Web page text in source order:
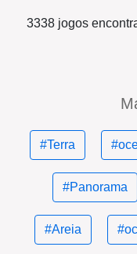
3338 jogos
#Terra
#Panorama
#Areia